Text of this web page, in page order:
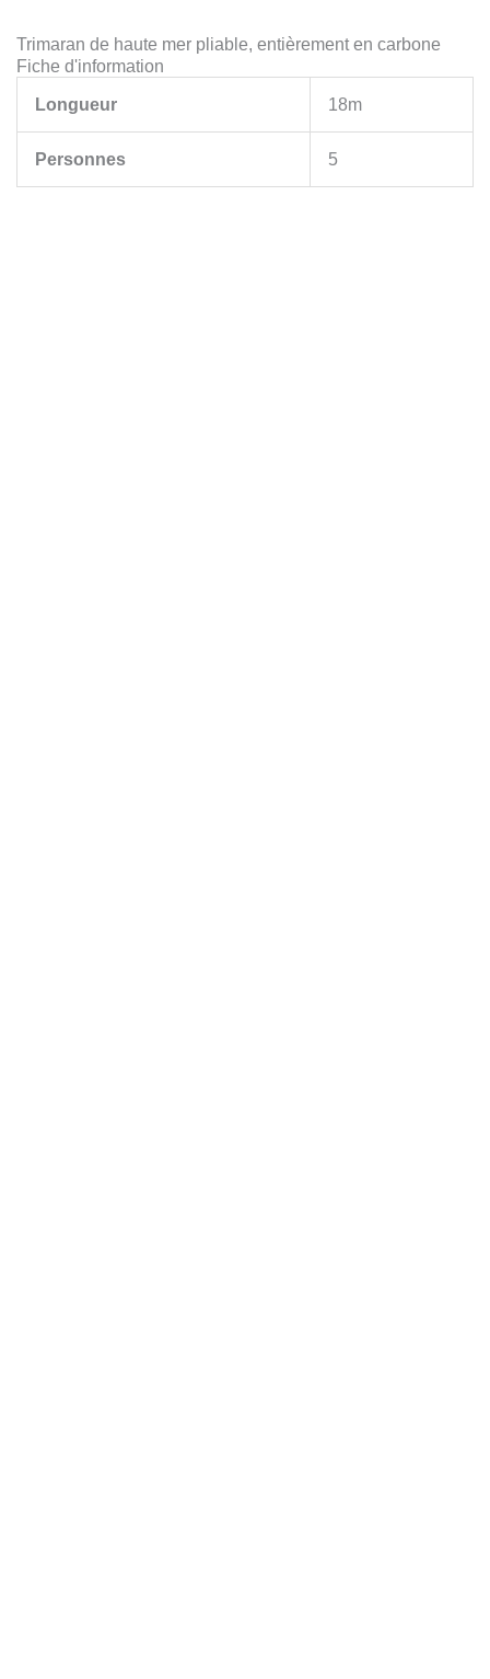
Trimaran de haute mer pliable, entièrement en carbone
Fiche d'information
Longueur
18m
Personnes 5